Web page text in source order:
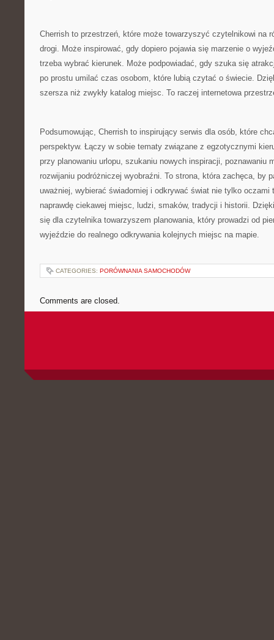
Cherrish to przestrzeń, które może towarzyszyć czytelnikowi na
drogi. Może inspirować, gdy dopiero pojawia się marzenie o
trzeba wybrać kierunek. Może podpowiadać, gdy szuka się
po prostu umilać czas osobom, które lubią czytać o świecie.
szersza niż zwykły katalog miejsc. To raczej internetowa
Podsumowując, Cherrish to inspirujący serwis dla osób, które
perspektyw. Łączy w sobie tematy związane z egzotycznymi
przy planowaniu urlopu, szukaniu nowych inspiracji, poznawaniu
rozwijaniu podróżniczej wyobraźni. To strona, która zachęca, by
uważniej, wybierać świadomiej i odkrywać świat nie tylko oczami
naprawdę ciekawej miejsc, ludzi, smaków, tradycji i historii.
się dla czytelnika towarzyszem planowania, który prowadzi od
wyjeździe do realnego odkrywania kolejnych miejsc na mapie.
CATEGORIES: PORÓWNANIA SAMOCHODÓW
Comments are closed.